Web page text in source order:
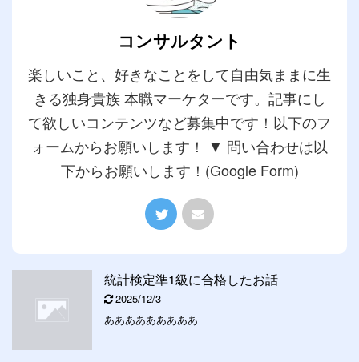
コンサルタント
楽しいこと、好きなことをして自由気ままに生
きる独身貴族 本職マーケターです。記事にし
て欲しいコンテンツなど募集中です！以下のフ
ォームからお願いします！ ▼ 問い合わせは以
下からお願いします！(Google Form)
統計検定準1級に合格したお話
2025/12/3
あああああああああ